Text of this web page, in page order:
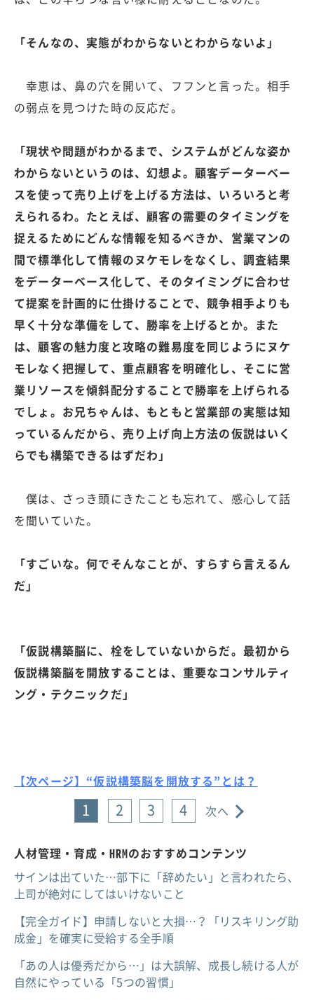
「そんなの、実態がわからないとわからないよ」
幸恵は、鼻の穴を開いて、フフンと言った。相手
の弱点を見つけた時の反応だ。
「現状や問題がわかるまで、システムがどんな姿か
わからないというのは、幻想よ。顧客データーベー
スを使って売り上げを上げる方法は、いろいろと考
えられるわ。たとえば、顧客の需要のタイミングを
捉えるためにどんな情報を知るべきか、営業マンの
間で標準化して情報のヌケモレをなくし、調査結果
をデーターベース化して、そのタイミングに合わせ
て提案を計画的に仕掛けることで、競争相手よりも
早く十分な準備をして、勝率を上げるとか。また
は、顧客の魅力度と攻略の難易度を同じようにヌケ
モレなく把握して、重点顧客を明確化し、そこに営
業リソースを傾斜配分することで勝率を上げられる
でしょ。お兄ちゃんは、もともと営業部の実態は知
っているんだから、売り上げ向上方法の仮説はいく
らでも構築できるはずだわ」
僕は、さっき頭にきたことも忘れて、感心して話
を聞いていた。
「すごいな。何でそんなことが、すらすら言えるん
だ」
「仮説構築脳に、栓をしていないからだ。最初から
仮説構築脳を開放することは、重要なコンサルティ
ング・テクニックだ」
【次ページ】“仮説構築脳を開放する”とは？
1 2 3 4 次へ
人材管理・育成・HRMのおすすめコンテンツ
サインは出ていた…部下に「辞めたい」と言われたら、
上司が絶対にしてはいけないこと
【完全ガイド】申請しないと大損…？「リスキリング助
成金」を確実に受給する全手順
「あの人は優秀だから…」は大誤解、成長し続ける人が
自然にやっている「5つの習慣」